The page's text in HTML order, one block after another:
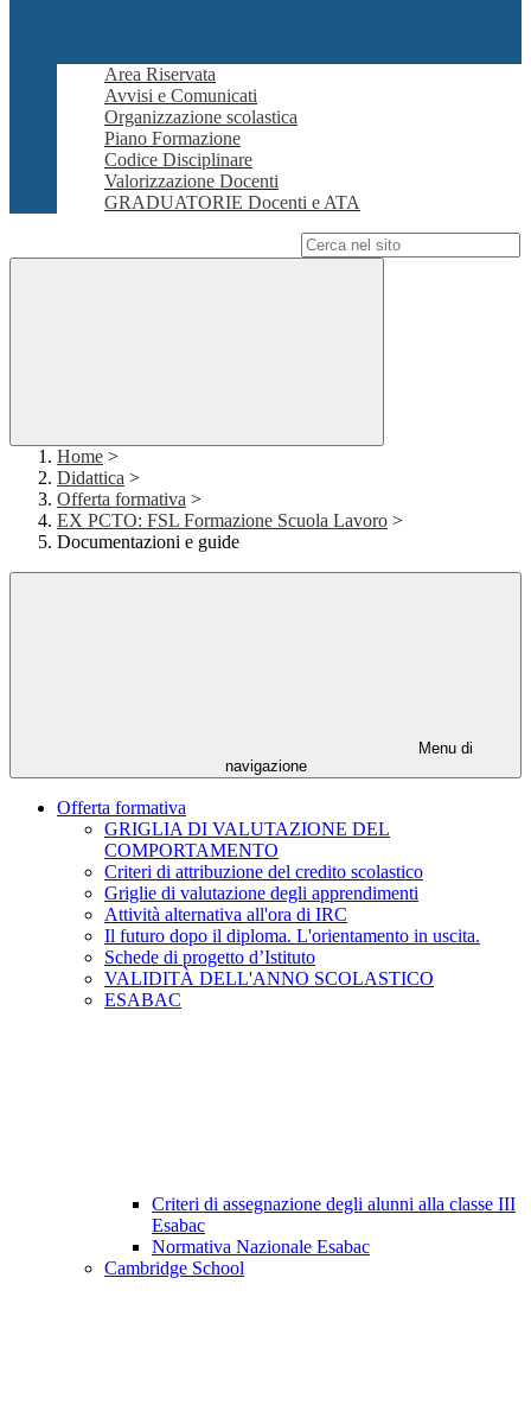
Area Riservata
Avvisi e Comunicati
Organizzazione scolastica
Piano Formazione
Codice Disciplinare
Valorizzazione Docenti
GRADUATORIE Docenti e ATA
Home >
Didattica >
Offerta formativa >
EX PCTO: FSL Formazione Scuola Lavoro >
Documentazioni e guide
Menu di
navigazione
Offerta formativa
GRIGLIA DI VALUTAZIONE DEL
COMPORTAMENTO
Criteri di attribuzione del credito scolastico
Griglie di valutazione degli apprendimenti
Attività alternativa all'ora di IRC
Il futuro dopo il diploma. L'orientamento in uscita.
Schede di progetto d’Istituto
VALIDITÀ DELL'ANNO SCOLASTICO
ESABAC
Criteri di assegnazione degli alunni alla classe III
Esabac
Normativa Nazionale Esabac
Cambridge School